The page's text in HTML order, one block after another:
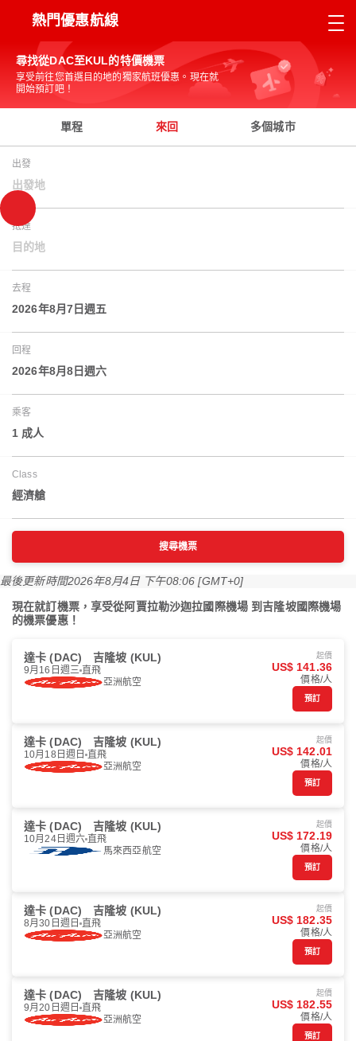
熱門優惠航線
尋找從DAC至KUL的特價機票
享受前往您首選目的地的獨家航班優惠。現在就
開始預訂吧！
單程 來回 多個城市
出發
出發地
抵達
目的地
去程
2026年8月7日週五
回程
2026年8月8日週六
乘客
1 成人
Class
經濟艙
搜尋機票
最後更新時間2026年8月4日 下午08:06 [GMT+0]
現在就訂機票，享受從阿賈拉勒沙迦拉國際機場 到吉隆坡國際機場
的機票優惠！
達卡 (DAC) 吉隆坡 (KUL)
9月16日週三 直飛
亞洲航空
起價
US$ 141.36
價格/人
預訂
達卡 (DAC) 吉隆坡 (KUL)
10月18日週日 直飛
亞洲航空
起價
US$ 142.01
價格/人
預訂
達卡 (DAC) 吉隆坡 (KUL)
10月24日週六 直飛
馬來西亞航空
起價
US$ 172.19
價格/人
預訂
達卡 (DAC) 吉隆坡 (KUL)
8月30日週日 直飛
亞洲航空
起價
US$ 182.35
價格/人
預訂
達卡 (DAC) 吉隆坡 (KUL)
9月20日週日 直飛
亞洲航空
起價
US$ 182.55
價格/人
預訂